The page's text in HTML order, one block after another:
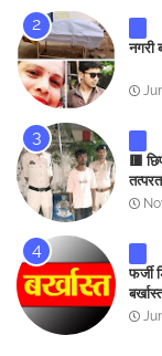
नगरी
🟥
फर्जी